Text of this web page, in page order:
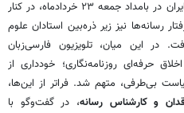
از زمان حمله اسرائیل به ایران در بامداد جمعه ۲۳ خردادماه، در کنار
رسانه‌ها نیز زیر ذره‌بین استادان علوم
در این میان، تلویزیون فارسی‌زبان
حرفه‌ای روزنامه‌نگاری؛ خودداری از
بی‌طرفی، متهم شد. فراتر از این‌ها،
و کارشناس رسانه، در گفت‌وگو با